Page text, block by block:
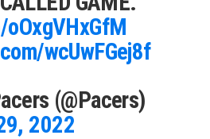
wcUwFGej8f
(@Pacers)
2022